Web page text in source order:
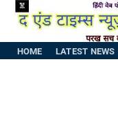
Skip
content
HOME LATEST NEWS